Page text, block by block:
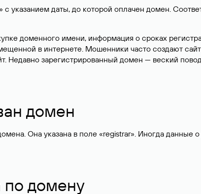
даты, до которой оплачен домен.
доменного имени, информация о сроках
в интернете. Мошенники часто создают
Недавно зарегистрированный домен — веский
домен
Она указана в поле «registrar». Иногда данные
по домену